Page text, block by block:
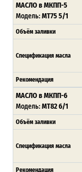
МАСЛО в МКПП-5
Модель:MT75 5/1
Объём заливки
Спецификация масла
Рекомендация
МАСЛО в МКПП-6
Модель:MT82 6/1
Объём заливки
Спецификация масла
Рекомендация